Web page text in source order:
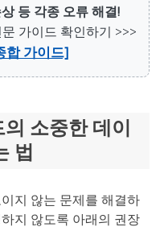
등 각종 오류 해결!
가이드 확인하기 >>>
합 가이드]
소중한 데이
법
지 않는 문제를 해결하
지 않도록 아래의 권장